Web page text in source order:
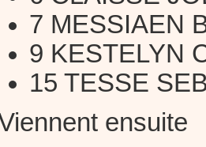
7 MESSIAEN
9 KESTELYN
15 TESSE
ensuite